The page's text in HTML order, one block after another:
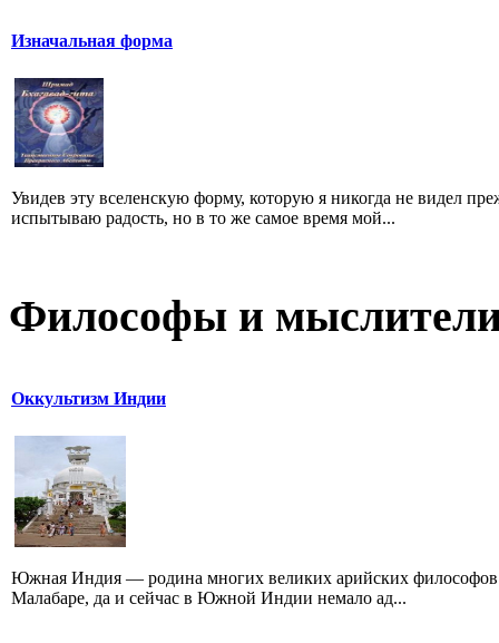
Изначальная форма
Увидев эту вселенскую форму, которую я никогда не видел
испытываю радость, но в то же самое время мой...
Философы и
Оккультизм Индии
Южная Индия — родина многих великих арийских
Малабаре, да и сейчас в Южной Индии немало ад...